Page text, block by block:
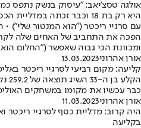
אולגה טסצ'יאב: "עיסוק בנשק נתפס
היא רק בת 18 וכבר זכתה
עם סרגיי ריכטר ("הוא המנטור שלי")
הפכה את התחביב של האחים שלה
ומכוונת הכי גבוה שאפשר ("החלום הוא
אורן אהרוני13.03.2023
קליעה: מקום רביעי לסרגיי ריכטר
כבר עכשיו את מקומו במשחקים
אורן אהרוני11.03.2023
היה קרוב: מדליית כסף לסרגיי ריכטר
בקליעה